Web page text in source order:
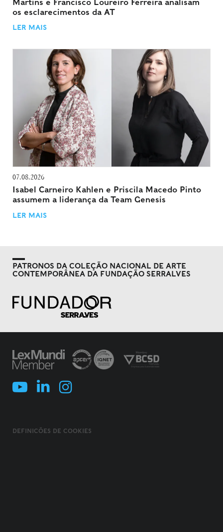
Martins e Francisco Loureiro Ferreira analisam
os esclarecimentos da AT
LER MAIS
07.08.2026
Isabel Carneiro Kahlen e Priscila Macedo Pinto
assumem a liderança da Team Genesis
LER MAIS
PATRONOS DA COLEÇÃO NACIONAL DE ARTE
CONTEMPORÂNEA DA FUNDAÇÃO SERRALVES
DEFINIÇÕES DE COOKIES